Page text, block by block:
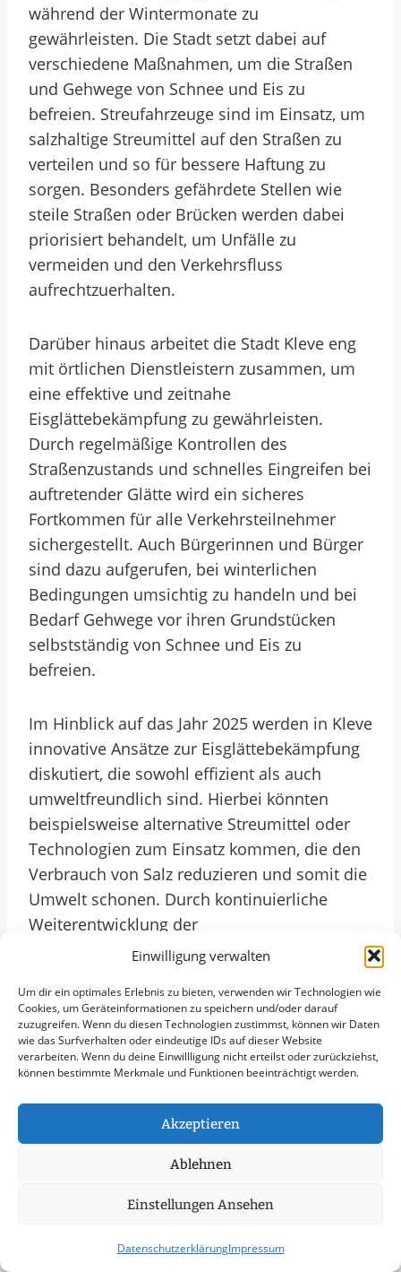
Einwilligung verwalten
Um dir ein optimales Erlebnis zu bieten, verwenden wir Technologien wie
Cookies, um Geräteinformationen zu speichern und/oder darauf
zuzugreifen. Wenn du diesen Technologien zustimmst, können wir Daten
wie das Surfverhalten oder eindeutige IDs auf dieser Website
verarbeiten. Wenn du deine Einwillligung nicht erteilst oder zurückziehst,
können bestimmte Merkmale und Funktionen beeinträchtigt werden.
Akzeptieren
Ablehnen
Einstellungen Ansehen
DatenschutzerklärungImpressum
während der Wintermonate zu
gewährleisten. Die Stadt setzt dabei auf
verschiedene Maßnahmen, um die Straßen
und Gehwege von Schnee und Eis zu
befreien. Streufahrzeuge sind im Einsatz, um
salzhaltige Streumittel auf den Straßen zu
verteilen und so für bessere Haftung zu
sorgen. Besonders gefährdete Stellen wie
steile Straßen oder Brücken werden dabei
priorisiert behandelt, um Unfälle zu
vermeiden und den Verkehrsfluss
aufrechtzuerhalten.
Darüber hinaus arbeitet die Stadt Kleve eng
mit örtlichen Dienstleistern zusammen, um
eine effektive und zeitnahe
Eisglättebekämpfung zu gewährleisten.
Durch regelmäßige Kontrollen des
Straßenzustands und schnelles Eingreifen bei
auftretender Glätte wird ein sicheres
Fortkommen für alle Verkehrsteilnehmer
sichergestellt. Auch Bürgerinnen und Bürger
sind dazu aufgerufen, bei winterlichen
Bedingungen umsichtig zu handeln und bei
Bedarf Gehwege vor ihren Grundstücken
selbstständig von Schnee und Eis zu
befreien.
Im Hinblick auf das Jahr 2025 werden in Kleve
innovative Ansätze zur Eisglättebekämpfung
diskutiert, die sowohl effizient als auch
umweltfreundlich sind. Hierbei könnten
beispielsweise alternative Streumittel oder
Technologien zum Einsatz kommen, die den
Verbrauch von Salz reduzieren und somit die
Umwelt schonen. Durch kontinuierliche
Weiterentwicklung der
Winterdienststrategien strebt Kleve an, auch
der kalten Jahreszeit zu sorgen und die
Lebensqualität in der Stadt zu verbessern.
Weitere Themen In Kleve
Bereitschaftsdienst
Schneeabtransport
Räumung von öffentlichen Flächen